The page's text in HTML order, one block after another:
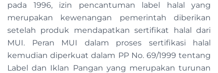
pada 1996, izin pencantuman label halal yang
merupakan kewenangan pemerintah diberikan
setelah produk mendapatkan sertifikat halal dari
MUI. Peran MUI dalam proses sertifikasi halal
kemudian diperkuat dalam PP No. 69/1999 tentang
Label dan Iklan Pangan yang merupakan turunan